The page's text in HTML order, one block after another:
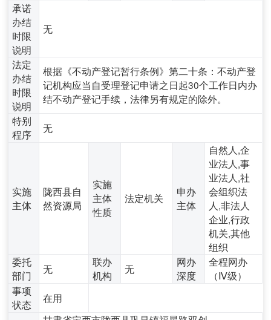
承诺
办结
时限
说明
无
法定
办结
时限
说明
根据《不动产登记暂行条例》第二十条：不动产登
记机构应当自受理登记申请之日起30个工作日内办
结不动产登记手续，法律另有规定的除外。
特别
程序
无
实施
主体
陇西县自
然资源局
实施
主体
性质
法定机关
申办
主体
自然人,企
业法人,事
业法人,社
会组织法
人,非法人
企业,行政
机关,其他
组织
委托
部门
无
联办
机构
无
网办
深度
全程网办
（Ⅳ级）
事项
状态
在用